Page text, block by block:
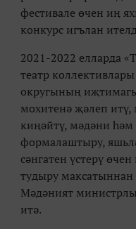
фестивале өчен иң
конкурс игълан
2021-2022 елларда
театр
округының
мохитенә җәлеп
киңәйтү, мәдәни
формалаштыру,
сәнгатен үстерү
тудыру максатыннан
Мәдәният
итә.